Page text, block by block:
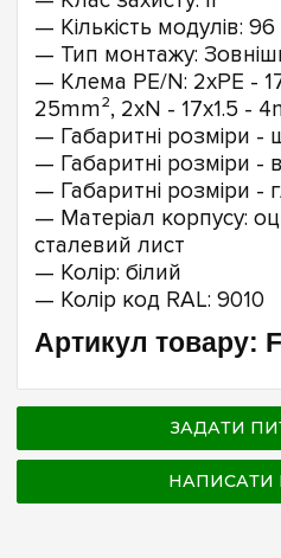
— Кількість модулів: 96
— Тип монтажу:
— Клема PE/N: 2xPE -
25mm², 2xN - 17x1.5 -
— Габаритні розміри
— Габаритні розміри -
— Габаритні розміри -
— Матеріал корпусу:
сталевий лист
— Колір: білий
— Колір код RAL: 9010
Артикул товару:
ЗАДАТИ
НАПИСАТИ